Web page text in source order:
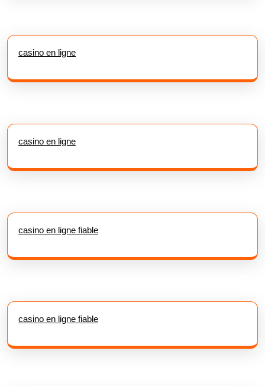
casino en ligne
casino en ligne
casino en ligne fiable
casino en ligne fiable